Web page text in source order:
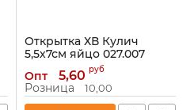
Открытка ХВ Кулич
5,5х7см яйцо 027.007
Артикул: 027.007
Опт 5,60 руб
Розница 10,00